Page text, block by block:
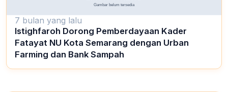
7 bulan yang lalu
Istighfaroh Dorong Pemberdayaan Kader
Fatayat NU Kota Semarang dengan Urban
Farming dan Bank Sampah